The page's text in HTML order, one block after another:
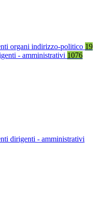
organi indirizzo-politico 19
- amministrativi 1076
dirigenti - amministrativi